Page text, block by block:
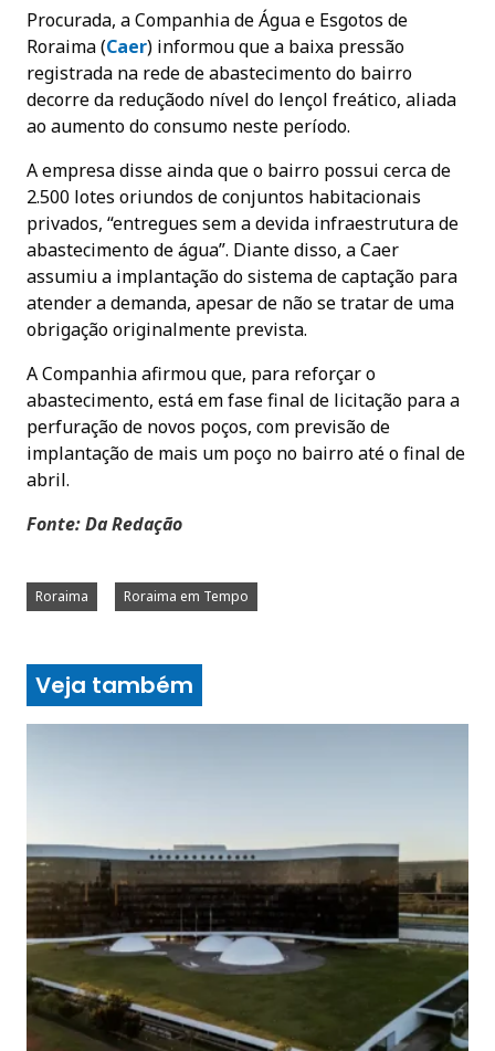
Procurada, a Companhia de Água e Esgotos de
Roraima (Caer) informou que a baixa pressão
registrada na rede de abastecimento do bairro
decorre da reduçãodo nível do lençol freático, aliada
ao aumento do consumo neste período.
A empresa disse ainda que o bairro possui cerca de
2.500 lotes oriundos de conjuntos habitacionais
privados, “entregues sem a devida infraestrutura de
abastecimento de água”. Diante disso, a Caer
assumiu a implantação do sistema de captação para
atender a demanda, apesar de não se tratar de uma
obrigação originalmente prevista.
A Companhia afirmou que, para reforçar o
abastecimento, está em fase final de licitação para a
perfuração de novos poços, com previsão de
implantação de mais um poço no bairro até o final de
abril.
Fonte: Da Redação
Roraima Roraima em Tempo
Veja também